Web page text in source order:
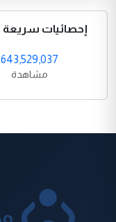
إحصائيات سريعة
643,529,037
مشاهدة